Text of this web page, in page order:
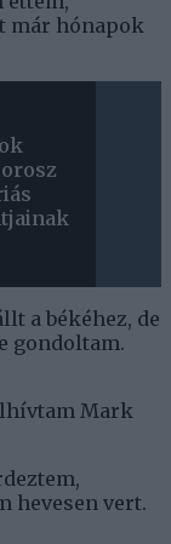
már hónapok
a békéhez, de
gondoltam.
Mark
hevesen vert.